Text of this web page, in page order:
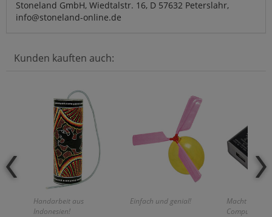
Stoneland GmbH, Wiedtalstr. 16, D 57632 Peterslahr,
info@stoneland-online.de
Kunden kauften auch:
Handarbeit aus
Indonesien!
Einfach und genial!
Macht
Computer!